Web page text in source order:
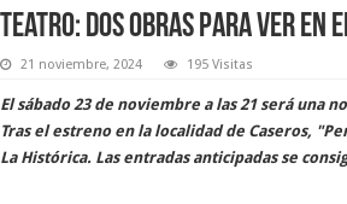
Teatro: dos obras para ver en
21 noviembre, 2024 195 Visitas
El sábado 23 de noviembre a las 21 será una
Tras el estreno en la localidad de Caseros,
La Histórica. Las entradas anticipadas se